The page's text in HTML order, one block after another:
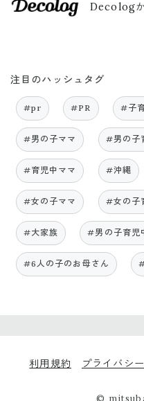
Decolog
注目のハッシュタグ
#pr #PR #子
#男の子ママ #男の子
#育児中ママ #沖縄
#女の子ママ #女の子
#大家族 #男の子育児
#6人の子のお母さん
利用規約 プライバシ
©